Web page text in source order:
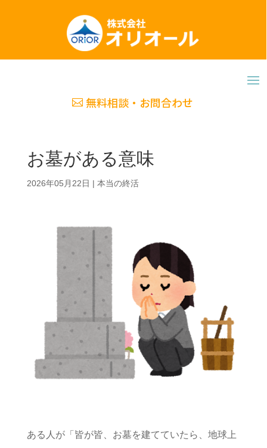
無料相談・お問合わせ
お墓がある意味
2026年05月22日 | 本当の終活
ある人が「皆が皆、お墓を建てていたら、地球上